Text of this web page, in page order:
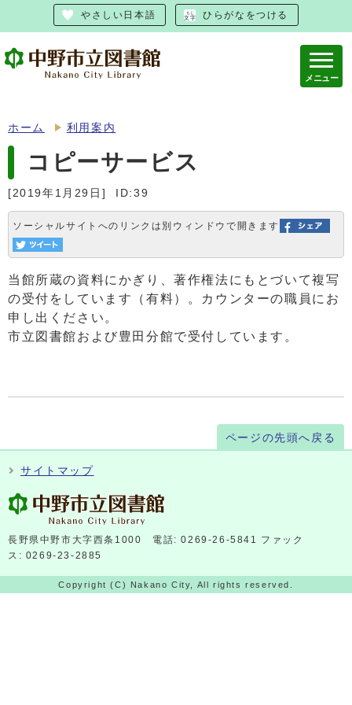
やさしい日本語 ひらがなをつける
メニュー
ホーム 利用案内
コピーサービス
[2019年1月29日] ID:39
ソーシャルサイトへのリンクは別ウィンドウで開きます
当館所蔵の資料にかぎり、著作権法にもとづいて複写
の受付をしています（有料）。カウンターの職員にお
申し出ください。
市立図書館および豊田分館で受付しています。
ページの先頭へ戻る
サイトマップ
長野県中野市大字西条1000 電話: 0269-26-5841 ファック
ス: 0269-23-2885
Copyright (C) Nakano City, All rights reserved.